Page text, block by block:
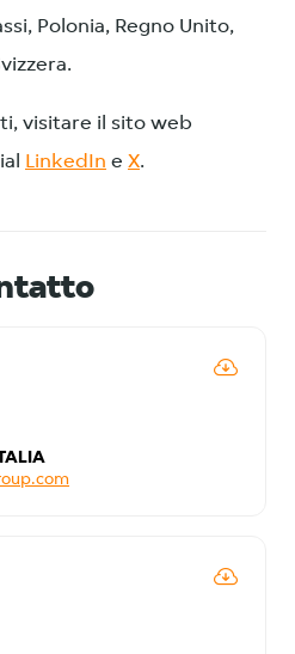
Polonia, Regno Unito,
visitare il sito web
LinkedIn e X.